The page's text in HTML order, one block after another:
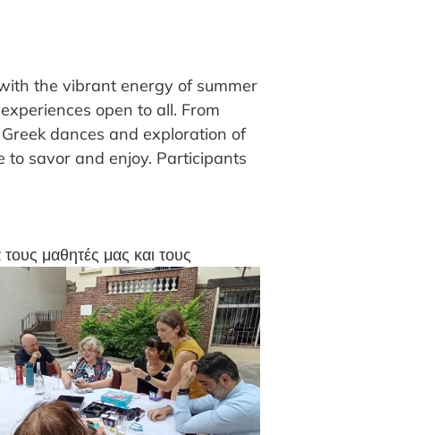
the vibrant energy of summer
open to all. From
dances and exploration of
savor and enjoy. Participants
μαθητές μας και τους